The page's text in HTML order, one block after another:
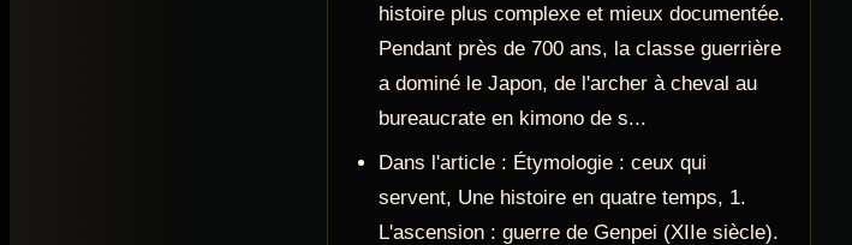
histoire plus complexe et mieux documentée.
Pendant près de 700 ans, la classe guerrière
a dominé le Japon, de l'archer à cheval au
bureaucrate en kimono de s...
Dans l'article : Étymologie : ceux qui
servent, Une histoire en quatre temps, 1.
L'ascension : guerre de Genpei (XIIe siècle).